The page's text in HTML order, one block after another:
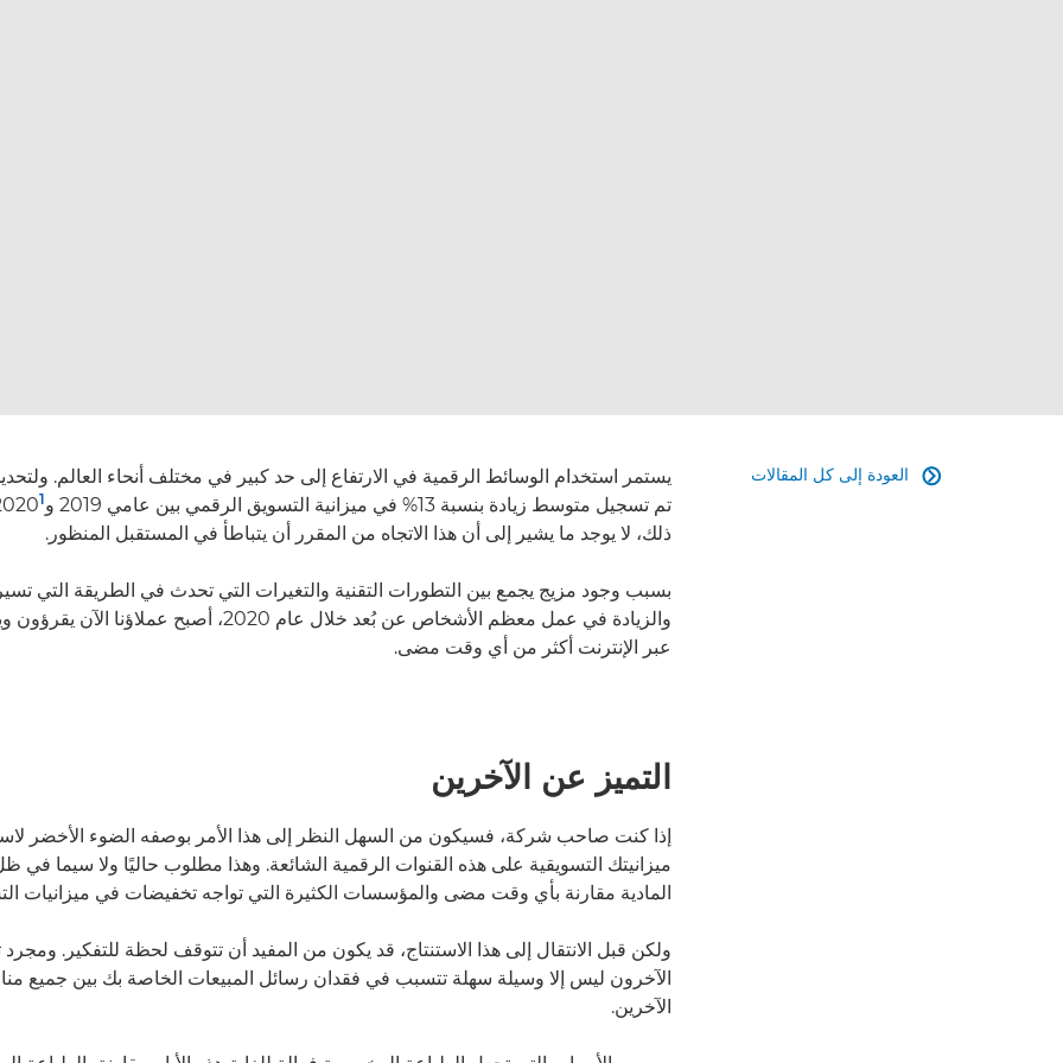
العودة إلى كل المقالات 
يستمر استخدام الوسائط الرقمية في الارتفاع إلى حد كبير في مختلف أنحاء العالم.
تم تسجيل متوسط زيادة بنسبة 13% في ميزانية التسويق الرقمي بين عامي 2019 و2020
1
ذلك، لا يوجد ما يشير إلى أن هذا الاتجاه من المقرر أن يتباطأ في المستقبل المنظور.
بسبب وجود مزيج يجمع بين التطورات التقنية والتغيرات التي تحدث في الطريقة التي تسير
والزيادة في عمل معظم الأشخاص عن بُعد خلال عام 2020، أصبح
عبر الإنترنت أكثر من أي وقت مضى.
التميز عن الآخرين
إذا كنت صاحب شركة، فسيكون من السهل النظر إلى هذا الأمر بوصفه الضوء الأخضر
ميزانيتك التسويقية على هذه القنوات الرقمية الشائعة. وهذا مطلوب حاليًا ولا سيما في
المادية مقارنة بأي وقت مضى والمؤسسات الكثيرة التي تواجه تخفيضات في ميزانيات
ولكن قبل الانتقال إلى هذا الاستنتاج، قد يكون من المفيد أن تتوقف لحظة للتفكير. ومجرد
الآخرون ليس إلا وسيلة سهلة تتسبب في فقدان رسائل المبيعات الخاصة بك بين جميع
الآخرين.